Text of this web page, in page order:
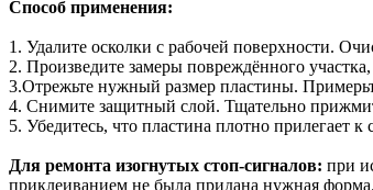
Способ применения:
1. Удалите осколки с рабочей поверхности.
2. Произведите замеры повреждённого
3.Отрежьте нужный размер пластины.
4. Снимите защитный слой. Тщательно
5. Убедитесь, что пластина плотно прилегает
Для ремонта изогнутых стоп-сигналов: при
приклеиванием не была придана нужная